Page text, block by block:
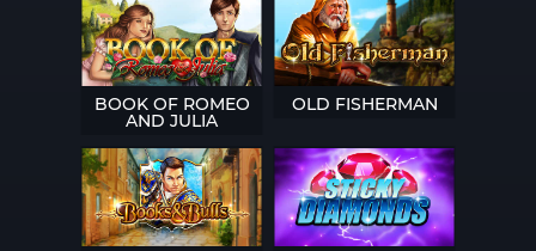
BOOK OF ROMEO
AND JULIA
OLD FISHERMAN